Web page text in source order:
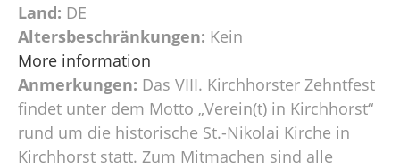
Land: DE
Altersbeschränkungen: Kein
More information
Anmerkungen: Das VIII. Kirchhorster Zehntfest
findet unter dem Motto „Verein(t) in Kirchhorst“
rund um die historische St.-Nikolai Kirche in
Kirchhorst statt. Zum Mitmachen sind alle